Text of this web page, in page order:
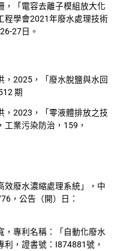
，「電容去離子模組放大化
程學會2021年廢水處理技術
27日。
，2025，「廢水脫鹽與水回
期
，2023，「零液體排放之技
業污染防治，159，
效廢水濃縮處理系統」，中
，公告（開）日：
，專利名稱：「自動化廢水
，證書號：I874881號，